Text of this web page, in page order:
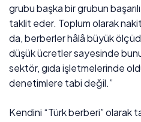
grubu başka bir grubun
taklit eder. Toplum olarak
da, berberler hâlâ büyük
düşük ücretler sayesinde
sektör, gıda işletmelerinde
denetimlere tabi değil.”
Kendini “Türk berberi” olarak